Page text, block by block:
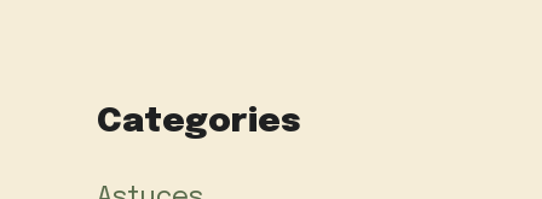
Categories